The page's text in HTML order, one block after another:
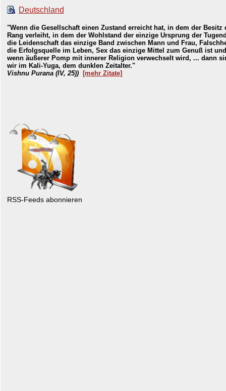
Deutschland
"Wenn die Gesellschaft einen Zustand erreicht hat, in dem der Besitz
Rang verleiht, in dem der Wohlstand der einzige Ursprung der
die Leidenschaft das einzige Band zwischen Mann und Frau,
die Erfolgsquelle im Leben, Sex das einzige Mittel zum Genuß ist und
wenn äußerer Pomp mit innerer Religion verwechselt wird, ... dann
wir im Kali-Yuga, dem dunklen Zeitalter."
Vishnu Purana (IV, 25))
[mehr Zitate]
RSS-Feeds abonnieren